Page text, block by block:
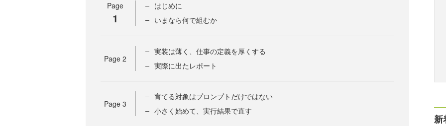
Page
1
はじめに
いまなら何で組むか
Page 2
実装は薄く、仕事の定義を厚くする
実際に出たレポート
Page 3
育てる対象はプロンプトだけではない
小さく始めて、実行結果で直す
新